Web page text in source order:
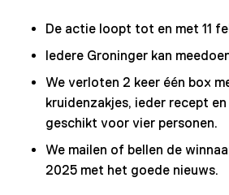
De actie loopt tot en met 11
Iedere Groninger kan
We verloten 2 keer één box
kruidenzakjes, ieder recept
geschikt voor vier personen.
We mailen of bellen de
2025 met het goede nieuws.